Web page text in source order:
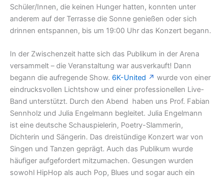
Schüler/Innen, die keinen Hunger hatten, konnten unter
anderem auf der Terrasse die Sonne genießen oder sich
drinnen entspannen, bis um 19:00 Uhr das Konzert begann.
In der Zwischenzeit hatte sich das Publikum in der Arena
versammelt – die Veranstaltung war ausverkauft! Dann
begann die aufregende Show. 6K-United
wurde von einer
eindrucksvollen Lichtshow und einer professionellen Live-
Band unterstützt. Durch den Abend haben uns Prof. Fabian
Sennholz und Julia Engelmann begleitet. Julia Engelmann
ist eine deutsche Schauspielerin, Poetry-Slammerin,
Dichterin und Sängerin. Das dreistündige Konzert war von
Singen und Tanzen geprägt. Auch das Publikum wurde
häufiger aufgefordert mitzumachen. Gesungen wurden
sowohl HipHop als auch Pop, Blues und sogar auch ein